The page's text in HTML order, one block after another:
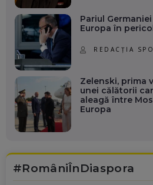
Pariul
Europa în pericol
REDACȚIA
Zelenski, prima
unei călătorii
aleagă între
Europa
#RomâniÎnDiaspora